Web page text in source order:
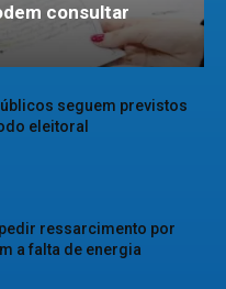
consultar
seguem previstos
eleitoral
ressarcimento por
a falta de energia